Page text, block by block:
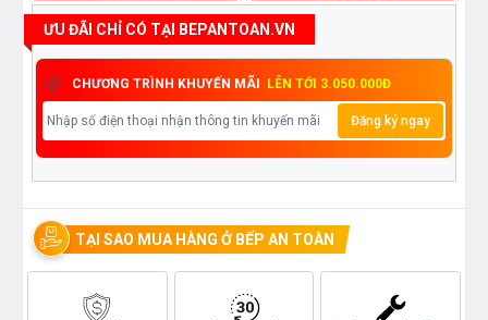
ƯU ĐÃI CHỈ CÓ TẠI BEPANTOAN.VN
CHƯƠNG TRÌNH KHUYẾN MÃI LÊN TỚI 3.050.000Đ
Đăng ký ngay
TẠI SAO MUA HÀNG Ở BẾP AN TOÀN